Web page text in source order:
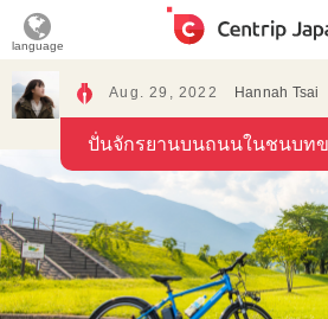
language
Aug. 29, 2022 Hannah Tsai
ปั่นจักรยานบนถนนในชนบทข